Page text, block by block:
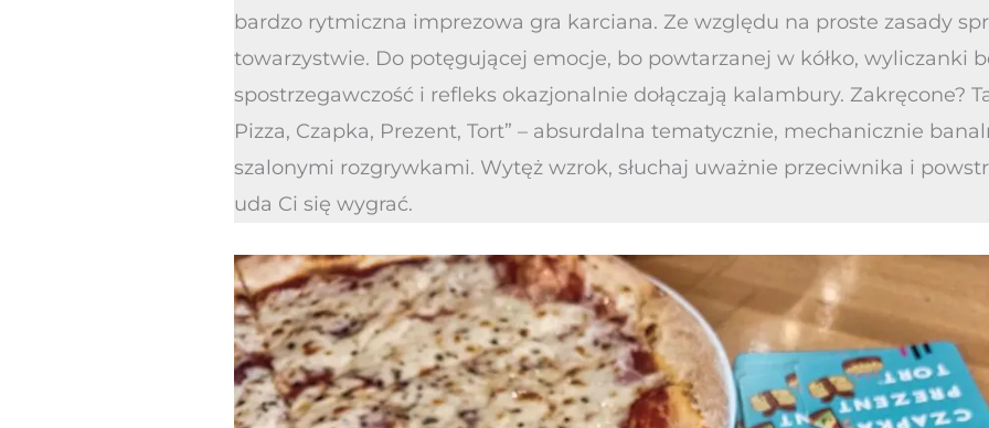
bardzo rytmiczna imprezowa gra karciana. Ze względu na proste zasady
towarzystwie. Do potęgującej emocje, bo powtarzanej w kółko, wyliczanki
spostrzegawczość i refleks okazjonalnie dołączają kalambury. Zakręcone?
Pizza, Czapka, Prezent, Tort” – absurdalna tematycznie, mechanicznie
szalonymi rozgrywkami. Wytęż wzrok, słuchaj uważnie przeciwnika i
uda Ci się wygrać.